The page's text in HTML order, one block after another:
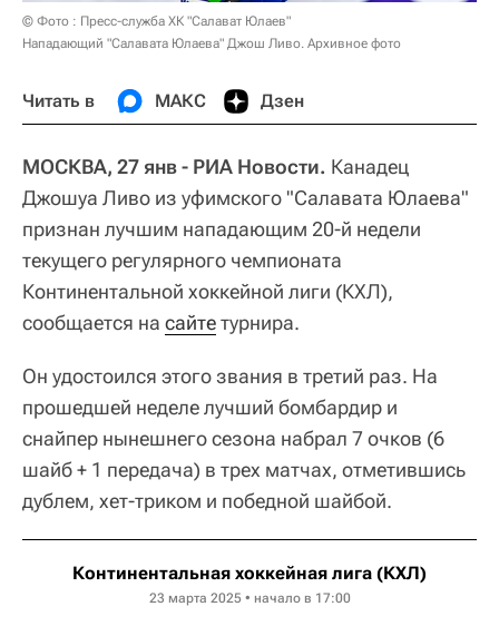
© Фото : Пресс-служба ХК "Салават Юлаев"
Нападающий "Салавата Юлаева" Джош Ливо. Архивное фото
Читать в МАКС Дзен
МОСКВА, 27 янв - РИА Новости. Канадец
Джошуа Ливо из уфимского "Салавата Юлаева"
признан лучшим нападающим 20-й недели
текущего регулярного чемпионата
Континентальной хоккейной лиги (КХЛ),
сообщается на сайтетурнира.
Он удостоился этого звания в третий раз. На
прошедшей неделе лучший бомбардир и
снайпер нынешнего сезона набрал 7 очков (6
шайб + 1 передача) в трех матчах, отметившись
дублем, хет-триком и победной шайбой.
Континентальная хоккейная лига (КХЛ)
23 марта 2025 • начало в 17:00